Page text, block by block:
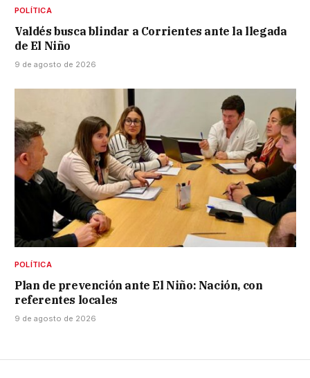
POLÍTICA
Valdés busca blindar a Corrientes ante la llegada
de El Niño
9 de agosto de 2026
POLÍTICA
Plan de prevención ante El Niño: Nación, con
referentes locales
9 de agosto de 2026